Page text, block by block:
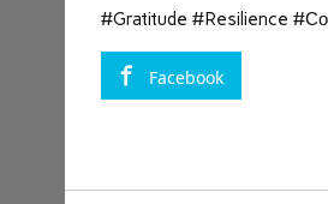
#Gratitude #Resilience
Facebook